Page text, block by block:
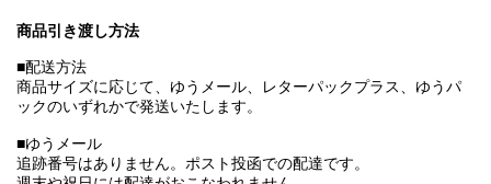
商品引き渡し方法
■配送方法
商品サイズに応じて、ゆうメール、レターパックプラス、ゆうパ
ックのいずれかで発送いたします。
■ゆうメール
追跡番号はありません。ポスト投函での配達です。